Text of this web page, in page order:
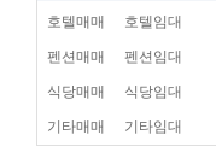
호텔매매 호텔임대
펜션매매 펜션임대
식당매매 식당임대
기타매매 기타임대